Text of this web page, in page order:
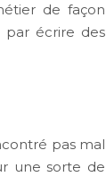
de façon
par écrire des
pas mal
une sorte de